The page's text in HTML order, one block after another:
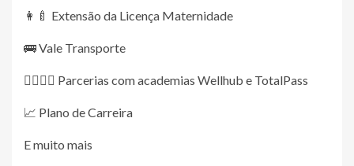
👩‍🍼 Extensão da Licença Maternidade
🚌 Vale Transporte
🏋️‍♀️🏋️‍♂️ Parcerias com academias Wellhub e TotalPass
📈 Plano de Carreira
E muito mais